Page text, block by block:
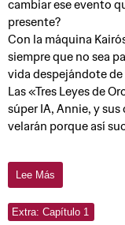
cambiar ese evento
presente?
Con la máquina
siempre que no sea
vida despejándote
Las «Tres Leyes de
súper IA, Annie, y
velarán porque así
Lee Más
Extra: Capítulo 1